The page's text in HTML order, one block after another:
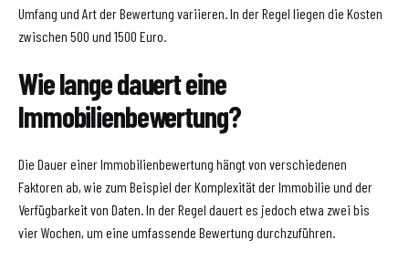
Umfang und Art der Bewertung variieren. In der Regel liegen die Kosten
zwischen 500 und 1500 Euro.
Wie lange dauert eine
Immobilienbewertung?
Die Dauer einer Immobilienbewertung hängt von verschiedenen
Faktoren ab, wie zum Beispiel der Komplexität der Immobilie und der
Verfügbarkeit von Daten. In der Regel dauert es jedoch etwa zwei bis
vier Wochen, um eine umfassende Bewertung durchzuführen.